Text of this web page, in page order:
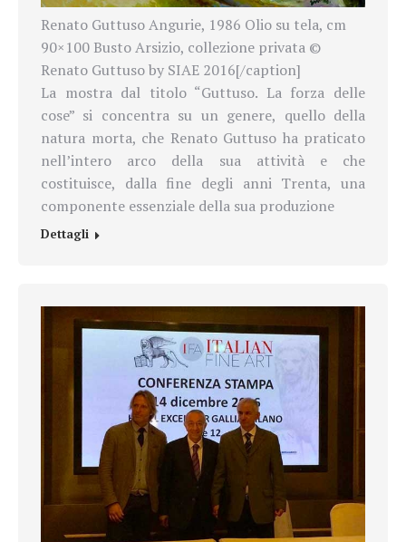
Renato Guttuso Angurie, 1986 Olio su tela, cm
90×100 Busto Arsizio, collezione privata ©
Renato Guttuso by SIAE 2016[/caption]
La mostra dal titolo “Guttuso. La forza delle
cose” si concentra su un genere, quello della
natura morta, che Renato Guttuso ha praticato
nell’intero arco della sua attività e che
costituisce, dalla fine degli anni Trenta, una
componente essenziale della sua produzione
Dettagli